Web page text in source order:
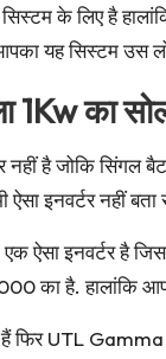
के लिए है
यह सिस्टम उस
1Kw का
नहीं है जोकि सिंगल
ऐसा इनवर्टर नहीं
ऐसा इनवर्टर है
का है. हालांकि
फिर UTL Gamma